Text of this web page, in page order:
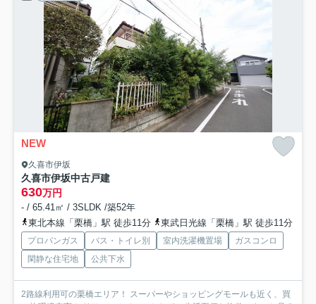
NEW
久喜市伊坂
久喜市伊坂中古戸建
630万円
- / 65.41㎡ / 3SLDK /築52年
東北本線「栗橋」駅 徒歩11分
東武日光線「栗橋」駅 徒歩11分
プロパンガス バス・トイレ別 室内洗濯機置場
ガスコンロ
閑静な住宅地
公共下水
2路線利用可の栗橋エリア！ スーパーやショッピングモールも近く、買